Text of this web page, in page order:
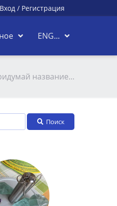
Вход / Регистрация
ENG...
название...
Поиск